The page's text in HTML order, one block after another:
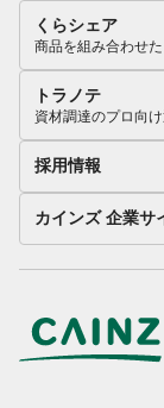
くらシェア
商品を組み合わせ
トラノテ
資材調達のプロ向
採用情報
カインズ 企業サ